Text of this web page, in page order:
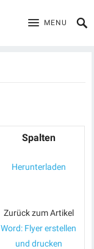
MENU
Spalten
Herunterladen
Zurück zum Artikel
Word: Flyer erstellen
und drucken